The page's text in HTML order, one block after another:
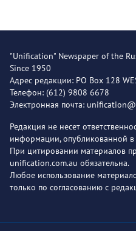
"Unification" Newspaper of the
Since 1950
Адрес редакции: PO Box 128
Телефон: (612) 9808 6678
Электронная почта:
Редакция не несет
информации, опубликованной
При цитировании материалов
unification.com.au обязательна.
Любое использование
только по согласованию с